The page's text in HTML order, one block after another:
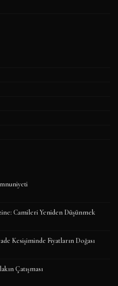
Camileri Yeniden Düşünmek
Kesişiminde Fiyatların Doğası
Çatışması